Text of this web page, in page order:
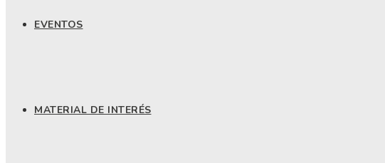
EVENTOS
MATERIAL DE INTERÉS